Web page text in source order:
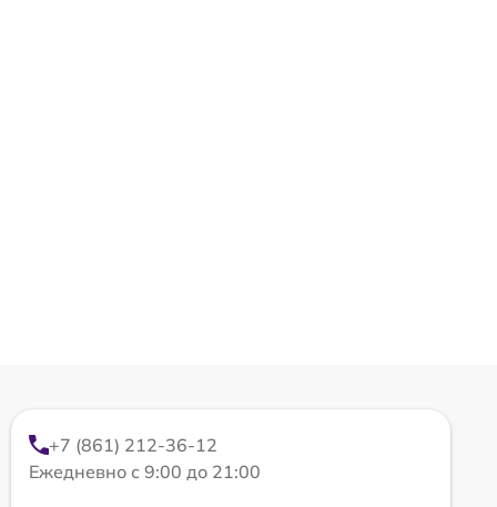
+7 (861) 212-36-12
Ежедневно с 9:00 до 21:00